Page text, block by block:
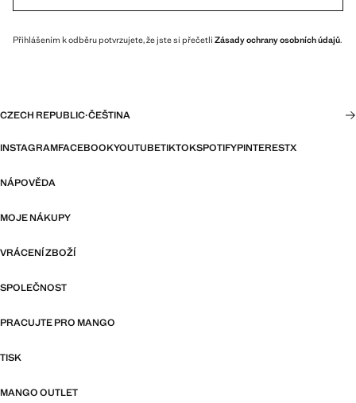
Přihlášením k odběru potvrzujete, že jste si přečetli Zásady ochrany osobních údajů.
CZECH REPUBLIC·ČEŠTINA
INSTAGRAMFACEBOOKYOUTUBETIKTOKSPOTIFYPINTERESTX
NÁPOVĚDA
MOJE NÁKUPY
VRÁCENÍ ZBOŽÍ
SPOLEČNOST
PRACUJTE PRO MANGO
TISK
MANGO OUTLET